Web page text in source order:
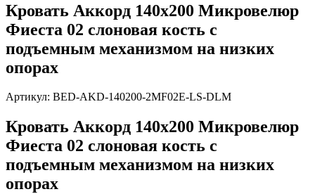
Кровать Аккорд 140х200 Микровелюр
Фиеста 02 слоновая кость с
подъемным механизмом на низких
опорах
Артикул: BED-AKD-140200-2MF02E-LS-DLM
Кровать Аккорд 140х200 Микровелюр
Фиеста 02 слоновая кость с
подъемным механизмом на низких
опорах